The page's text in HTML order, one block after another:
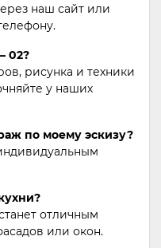
наш сайт или
02?
рисунка и техники
у наших
по моему эскизу?
отличным
или окон.